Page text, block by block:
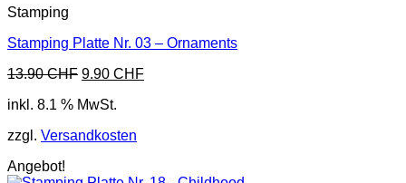
Stamping
Stamping Platte Nr. 03 – Ornaments
13.90CHF Ursprünglicher
war:
9.90 CHFAktueller
inkl. 8.1 % MwSt.
zzgl. Versandkosten
Angebot!